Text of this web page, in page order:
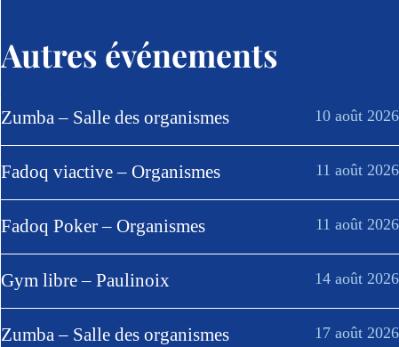
Autres événements
Zumba – Salle des organismes 10 août 2026
Fadoq viactive – Organismes 11 août 2026
Fadoq Poker – Organismes 11 août 2026
Gym libre – Paulinoix 14 août 2026
Zumba – Salle des organismes 17 août 2026